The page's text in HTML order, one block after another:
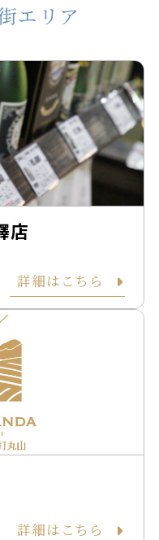
エリア
店
詳細はこちら
詳細はこちら